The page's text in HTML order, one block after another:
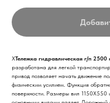
XТележка гидравлическая г/п
разработана для легкой
привод позволяет начать движение
физическим усилием. Функция
поверхности. Размеры вил 1150Х550